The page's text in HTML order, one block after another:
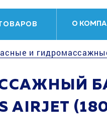
О
и
AIRJET